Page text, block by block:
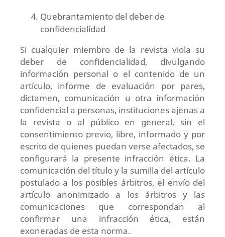
Quebrantamiento del deber de
confidencialidad
Si cualquier miembro de la revista viola su
deber de confidencialidad, divulgando
información personal o el contenido de un
artículo, informe de evaluación por pares,
dictamen, comunicación u otra información
confidencial a personas, instituciones ajenas a
la revista o al público en general, sin el
consentimiento previo, libre, informado y por
escrito de quienes puedan verse afectados, se
configurará la presente infracción ética. La
comunicación del título y la sumilla del artículo
postulado a los posibles árbitros, el envío del
artículo anonimizado a los árbitros y las
comunicaciones que correspondan al
confirmar una infracción ética, están
exoneradas de esta norma.